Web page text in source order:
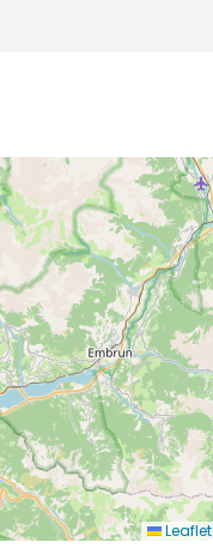
Leaflet